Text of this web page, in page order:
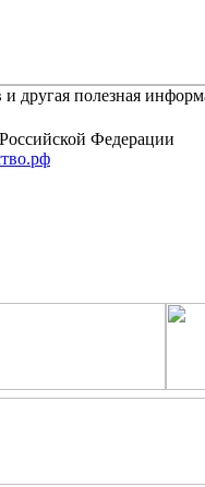
другая полезная
Федерации